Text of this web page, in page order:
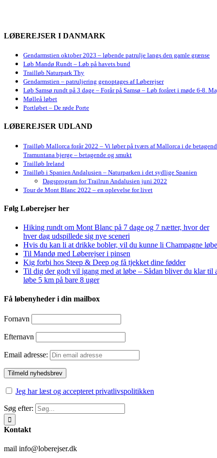
LØBEREJSER I DANMARK
Gendarmstien oktober 2023 – løbende patrulje langs den gamle grænse
Løb Mandø Rundt – Løb på havets bund
Trailløb Naturpark Thy
Gendarmstien – patruljering genoptages af Løberejser
Løb Samsø rundt på 3 dage – Forår på Samsø – Løb foråret i møde 6-8.
Mølleå løbet
Portløbet – De røde Porte
LØBEREJSER UDLAND
Trailløb Mallorca forår 2022 – Vi løber på tværs af Mallorca i de
Tramuntana bjerge – betagende og smukt
Trailløb Ireland
Trailløb i Spanien Andalusien – Naturparken i det sydlige Spanien
Dagsprogram for Trailrun Andalusien juni 2022
Tour de Mont Blanc 2022 – en oplevelse for livet
Følg Løberejser her
Hiking rundt om Mont Blanc på 7 dage og 7 nætter, hvor der
hver dag udspillede sig nye sceneri
Hvis du kan li at drikke bobler, vil du kunne li Champagne
Til Mandø med Løberejser i pinsen
Kig forbi hos Steep & Deep og få tjekket dine fødder
Til dig der godt vil igang med at løbe – Sådan bliver du klar til
løbe 5 km på bare 8 uger
Få løbenyheder i din mailbox
Fornavn
Efternavn
Email adresse:
Jeg har læst og accepteret privatlivspolitikken
Søg efter:
Kontakt
mail info@loberejser.dk